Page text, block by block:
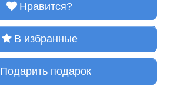
Нравится?
В избранные
Подарить подарок